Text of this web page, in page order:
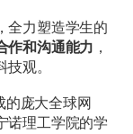
全力塑造学生的
作和沟通能力 ，
观。
庞大全球网
诺理工学院的学